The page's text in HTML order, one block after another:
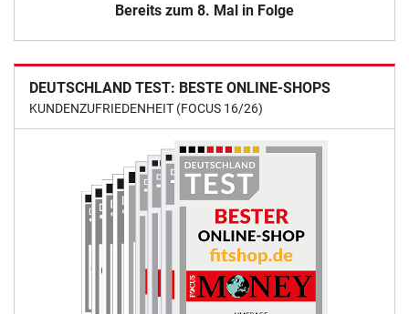
Bereits zum 8. Mal in Folge
DEUTSCHLAND TEST: BESTE ONLINE-SHOPS
KUNDENZUFRIEDENHEIT (FOCUS 16/26)